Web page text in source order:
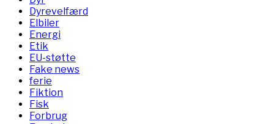
Dyrevelfærd
Elbiler
Energi
Etik
EU-støtte
Fake news
ferie
Fiktion
Fisk
Forbrug